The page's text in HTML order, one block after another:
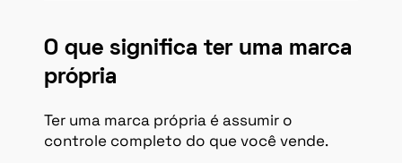
O que significa ter uma marca
própria
Ter uma marca própria é assumir o
controle completo do que você vende.